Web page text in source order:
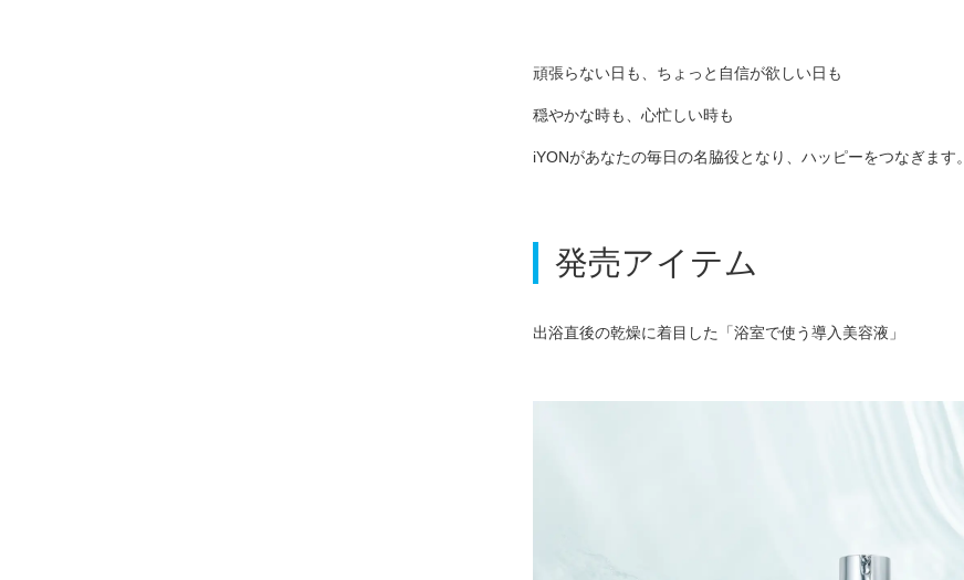
頑張らない日も、ちょっと自信が欲しい日も
穏やかな時も、心忙しい時も
iYONがあなたの毎日の名脇役となり、ハッピーをつなぎます。
発売アイテム
出浴直後の乾燥に着目した「浴室で使う導入美容液」